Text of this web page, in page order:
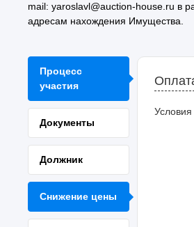
mail: yaroslavl@auction-house.ru в
адресам нахождения Имущества.
Процесс
участия
Документы
Должник
Снижение цены